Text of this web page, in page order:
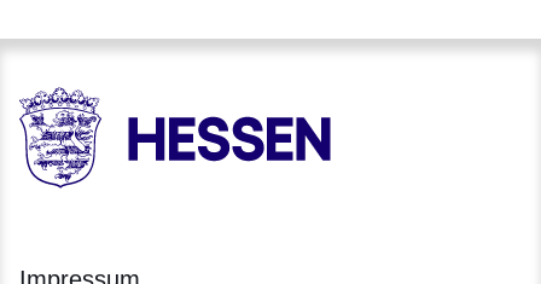
HESSEN - Hessische Landesregierung